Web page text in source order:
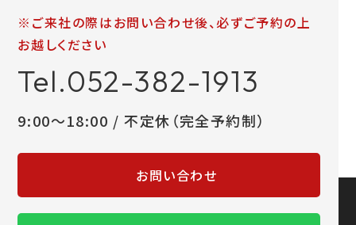
※ご来社の際はお問い合わせ後、必ずご予約の上
お越しください
Tel.052-382-1913
9:00～18:00 / 不定休（完全予約制）
お問い合わせ